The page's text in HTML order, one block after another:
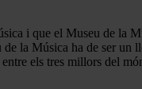
i que el Museu de la
la Música ha de ser
els tres millors del